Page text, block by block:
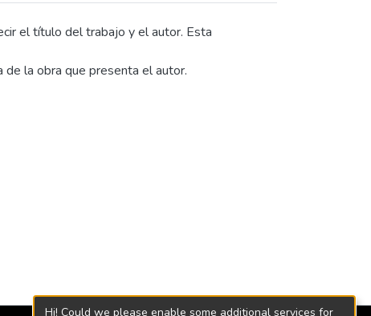
el título del trabajo y el autor. Esta
de la obra que presenta el autor.
Hi! Could we please enable some additional services for